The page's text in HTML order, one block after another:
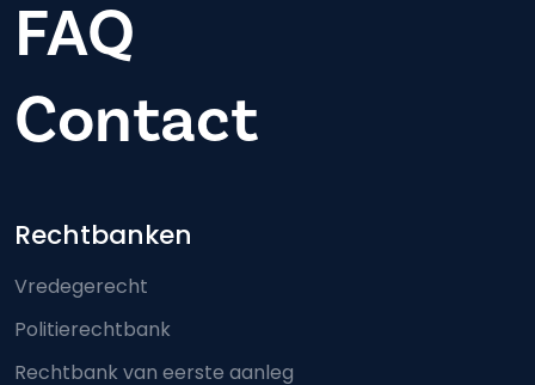
FAQ
Contact
Footer-menu
Rechtbanken
Vredegerecht
Politierechtbank
Rechtbank van eerste aanleg